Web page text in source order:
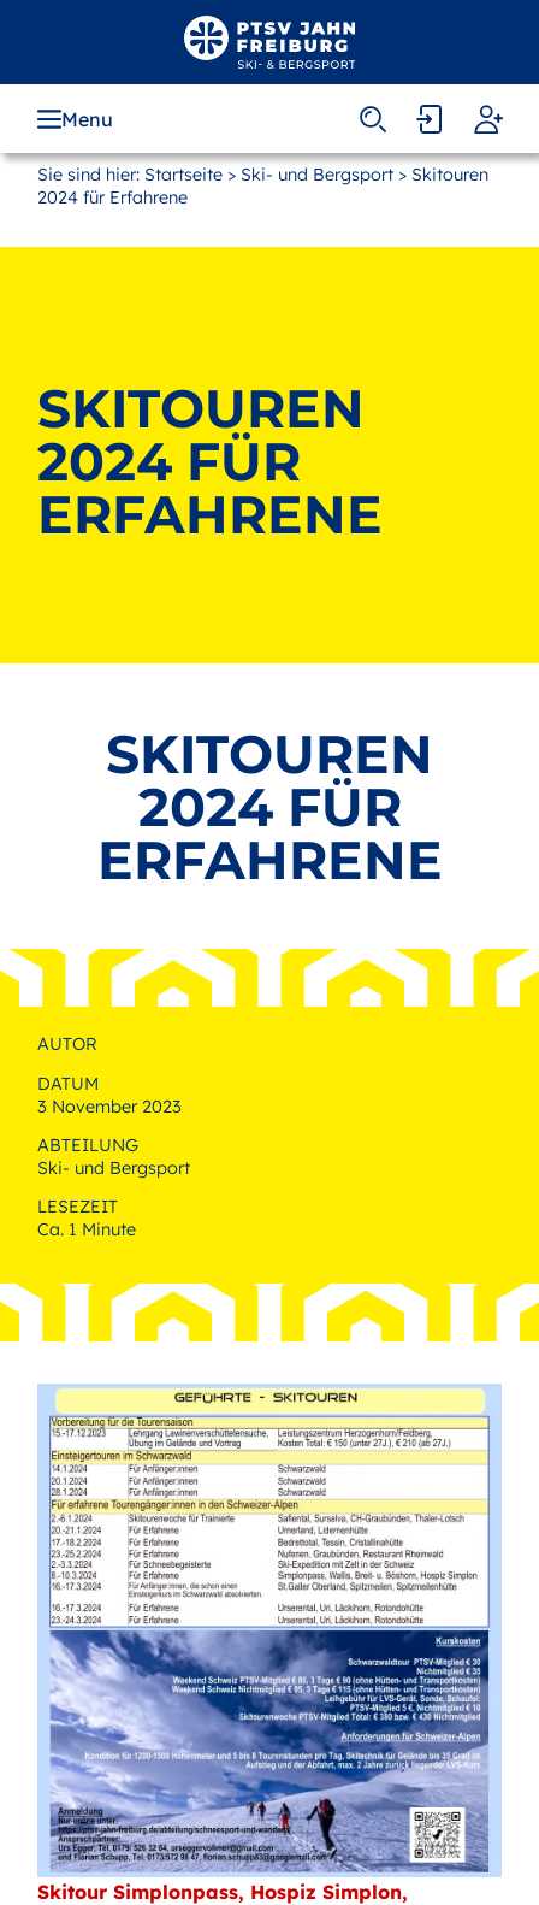
Menu
Sie sind hier: Startseite> Ski- und Bergsport> Skitouren
2024 für Erfahrene
SKITOUREN
2024 FÜR
ERFAHRENE
SKITOUREN
2024 FÜR
ERFAHRENE
AUTOR
DATUM
3 November 2023
ABTEILUNG
Ski- und Bergsport
LESEZEIT
Ca. 1 Minute
Bild
Skitour Simplonpass, Hospiz Simplon,